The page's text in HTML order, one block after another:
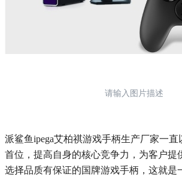
请输入图片描述
派鲨鱼ipega艾柏祺游戏手柄生产厂家一
首位，提高自身的核心竞争力，为客户提
选择品质有保证的国牌游戏手柄，这就是